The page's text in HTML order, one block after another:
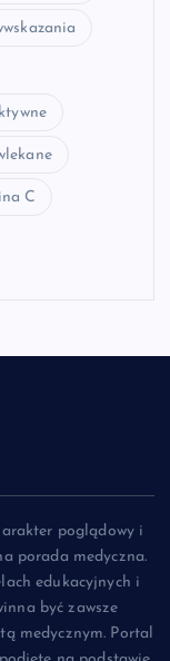
C
poglądowy i
porada medyczna.
edukacyjnych i
być zawsze
medycznym. Portal